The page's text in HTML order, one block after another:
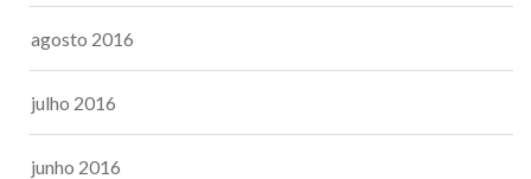
agosto 2016
julho 2016
junho 2016